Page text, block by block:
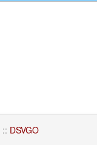
:: DSVGO